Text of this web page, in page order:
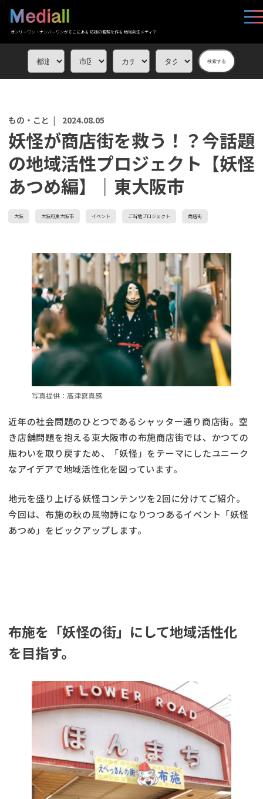
オンリーワン・ナンバーワンがそこにある 応援の循環を作る 地域創生メディア
検索する
もの・こと | 2024.08.05
妖怪が商店街を救う！？今話題
の地域活性プロジェクト【妖怪
あつめ編】｜東大阪市
大阪 大阪府東大阪市 イベント ご当地プロジェクト 商店街
写真提供：高津寫真感
近年の社会問題のひとつであるシャッター通り商店街。空
き店舗問題を抱える東大阪市の布施商店街では、かつての
賑わいを取り戻すため、「妖怪」をテーマにしたユニーク
なアイデアで地域活性化を図っています。
地元を盛り上げる妖怪コンテンツを2回に分けてご紹介。
今回は、布施の秋の風物詩になりつつあるイベント「妖怪
あつめ」をピックアップします。
布施を「妖怪の街」にして地域活性化
を目指す。